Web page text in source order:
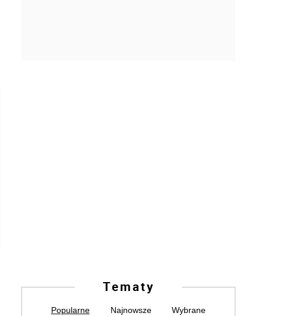
Tematy
Popularne Najnowsze Wybrane